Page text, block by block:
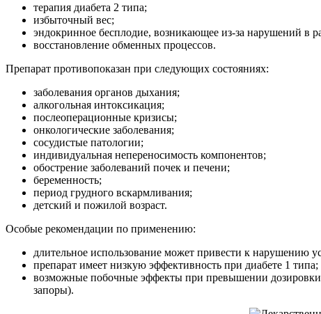
терапия диабета 2 типа;
избыточный вес;
эндокринное бесплодие, возникающее из-за нарушений в
восстановление обменных процессов.
Препарат противопоказан при следующих состояниях:
заболевания органов дыхания;
алкогольная интоксикация;
послеоперационные кризисы;
онкологические заболевания;
сосудистые патологии;
индивидуальная непереносимость компонентов;
обострение заболеваний почек и печени;
беременность;
период грудного вскармливания;
детский и пожилой возраст.
Особые рекомендации по применению:
длительное использование может привести к нарушению
препарат имеет низкую эффективность при диабете 1 типа;
возможные побочные эффекты при превышении дозировки
запоры).